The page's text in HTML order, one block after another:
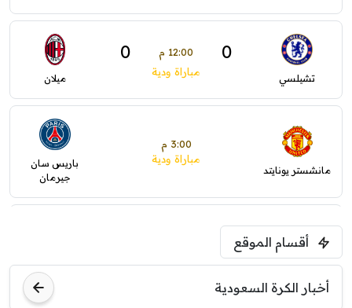
تشيلسي
0 12:00 م 0
مباراة ودية ميلان
مانشستر يونايتد
3:00 م
مباراة ودية
باريس سان
جيرمان
فرينتسفاروشي
ودية( ابو ظبي الرياضية -TV )
أقسام الموقع
أخبار الكرة السعودية